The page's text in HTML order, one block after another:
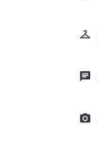
checkroom
chat
camera_alt